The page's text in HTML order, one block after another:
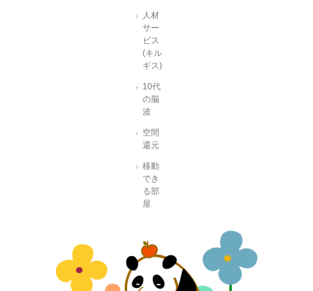
人材
サー
ビス
(キル
ギス)
10代
の脳
波
空間
還元
移動
でき
る部
屋